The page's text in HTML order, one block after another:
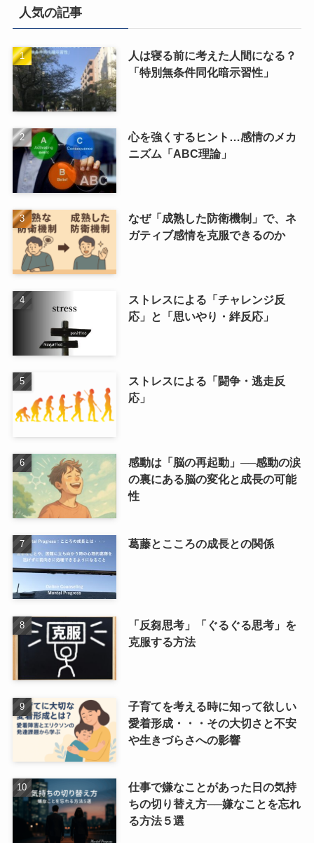
人気の記事
人は寝る前に考えた人間になる？
「特別無条件同化暗示習性」
心を強くするヒント…感情のメカ
ニズム「ABC理論」
なぜ「成熟した防衛機制」で、ネ
ガティブ感情を克服できるのか
ストレスによる「チャレンジ反
応」と「思いやり・絆反応」
ストレスによる「闘争・逃走反
応」
感動は「脳の再起動」──感動の涙
の裏にある脳の変化と成長の可能
性
葛藤とこころの成長との関係
「反芻思考」「ぐるぐる思考」を
克服する方法
子育てを考える時に知って欲しい
愛着形成・・・その大切さと不安
や生きづらさへの影響
仕事で嫌なことがあった日の気持
ちの切り替え方──嫌なことを忘れ
る方法５選